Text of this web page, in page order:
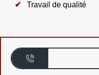
Travail de qualité